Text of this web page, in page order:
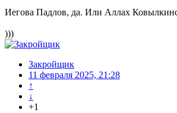
Иегова Падлов, да. Или Аллах
)))
Закройщик
11 февраля 2025, 21:28
↑
↓
+1